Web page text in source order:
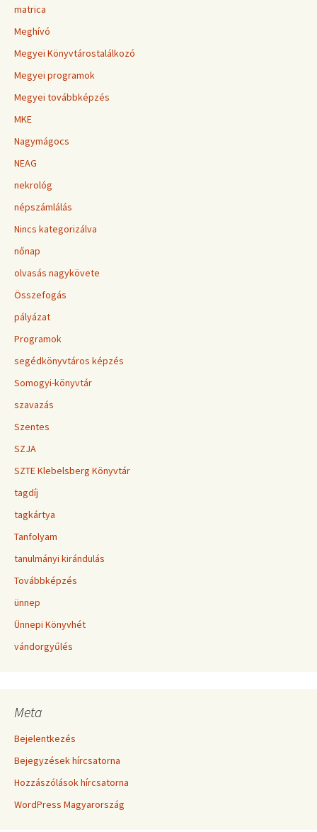
matrica
Meghívó
Megyei Könyvtárostalálkozó
Megyei programok
Megyei továbbképzés
MKE
Nagymágocs
NEAG
nekrológ
népszámlálás
Nincs kategorizálva
nőnap
olvasás nagykövete
Összefogás
pályázat
Programok
segédkönyvtáros képzés
Somogyi-könyvtár
szavazás
Szentes
SZJA
SZTE Klebelsberg Könyvtár
tagdíj
tagkártya
Tanfolyam
tanulmányi kirándulás
Továbbképzés
ünnep
Ünnepi Könyvhét
vándorgyűlés
Meta
Bejelentkezés
Bejegyzések hírcsatorna
Hozzászólások hírcsatorna
WordPress Magyarország